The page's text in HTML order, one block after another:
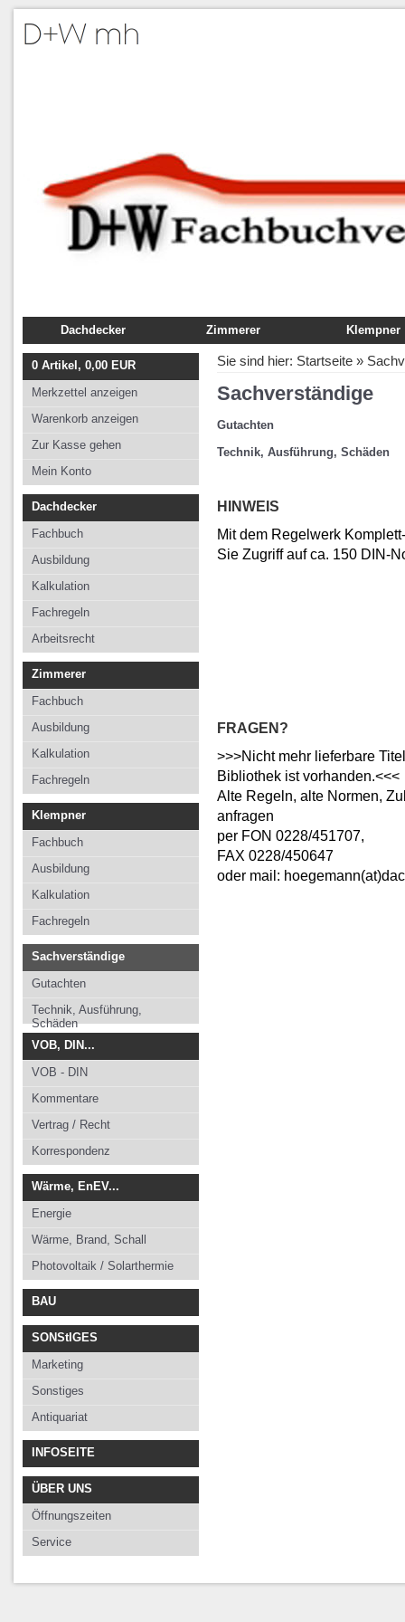
Dachdecker
Fachbuch
Ausbildung
Kalkulation
Fachregeln
Arbeitsrecht
Zimmerer
Fachbuch
Ausbildung
Klempner
Fachbuch
Ausbildung
0 Artikel, 0,00 EUR
Merkzettel anzeigen
Warenkorb anzeigen
Zur Kasse gehen
Mein Konto
Dachdecker
Fachbuch
Ausbildung
Kalkulation
Fachregeln
Arbeitsrecht
Zimmerer
Fachbuch
Ausbildung
Kalkulation
Fachregeln
Klempner
Fachbuch
Ausbildung
Kalkulation
Fachregeln
Sachverständige
Gutachten
Technik, Ausführung,
Schäden
VOB, DIN...
VOB - DIN
Kommentare
Vertrag / Recht
Korrespondenz
Wärme, EnEV...
Energie
Wärme, Brand, Schall
Photovoltaik / Solarthermie
BAU
SONStIGES
Marketing
Sonstiges
Antiquariat
INFOSEITE
ÜBER UNS
Öffnungszeiten
Service
Sie sind hier: Startseite »
Sachverständige
Gutachten
Technik, Ausführung, Schäden
HINWEIS
Mit dem Regelwerk
Sie Zugriff auf ca. 150 DIN-
FRAGEN?
>>>Nicht mehr lieferbare
Bibliothek ist vorhanden.<<<
Alte Regeln, alte Normen,
anfragen
per FON 0228/451707,
FAX 0228/450647
oder mail: